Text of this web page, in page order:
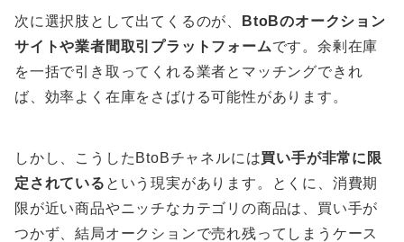
次に選択肢として出てくるのが、
BtoBのオークション
サイトや業者間取引プラットフォームです。余剰在庫
を一括で引き取ってくれる業者とマッチングできれ
ば、効率よく在庫をさばける可能性があります。
しかし、こうしたBtoBチャネルには買い手が非常に限
定されている という現実があります。とくに、消費期
限が近い商品やニッチなカテゴリの商品は、買い手が
つかず、結局オークションで売れ残ってしまうケース